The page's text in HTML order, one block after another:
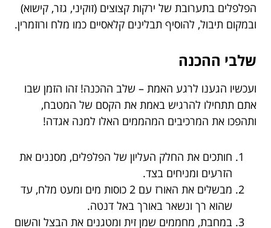
הפלפלים בתערובת של ירקות קצוצים (זוקיני, גזר, קישוא)
ובמקום תיבול, להוסיף תבלינים קלאסיים כמו מלח ורוזמרין.
שלבי ההכנה
ועכשיו הגענו לרגע האמת – שלב ההכנה! זהו הזמן שבו
אתם תתחילו להרגיש באמת את הקסם של המטבח,
ותהפכו את המרכיבים המהממים האלו למנה אגדה!
חותכים את החלק העליון של הפלפלים, מסננים את
הזרעים ומניחים בצד.
מבשלים את האורז עם 2 כוסות מים ומעט מלח, עד
שהוא רך ונשאר באורך באל דנטה.
במחבת, מחממים שמן זית ומטגנים את הבצל והשום